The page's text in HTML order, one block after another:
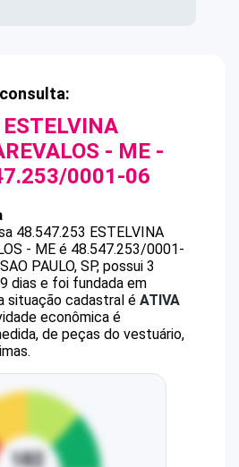
- ME -
0001-06
48.547.253 ESTELVINA
- ME é 48.547.253/0001-
PAULO, SP, possui 3
dias e foi fundada em
situação cadastral é ATIVA
econômica é
de peças do vestuário,